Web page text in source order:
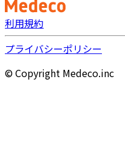
利用規約
プライバシーポリシー
©︎ Copyright Medeco.inc